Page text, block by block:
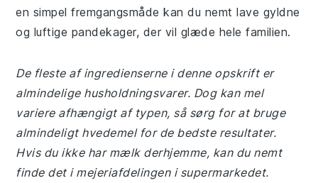
en simpel fremgangsmåde kan du nemt lave gyldne
og luftige pandekager, der vil glæde hele familien.
De fleste af ingredienserne i denne opskrift er
almindelige husholdningsvarer. Dog kan mel
variere afhængigt af typen, så sørg for at bruge
almindeligt hvedemel for de bedste resultater.
Hvis du ikke har mælk derhjemme, kan du nemt
finde det i mejeriafdelingen i supermarkedet.